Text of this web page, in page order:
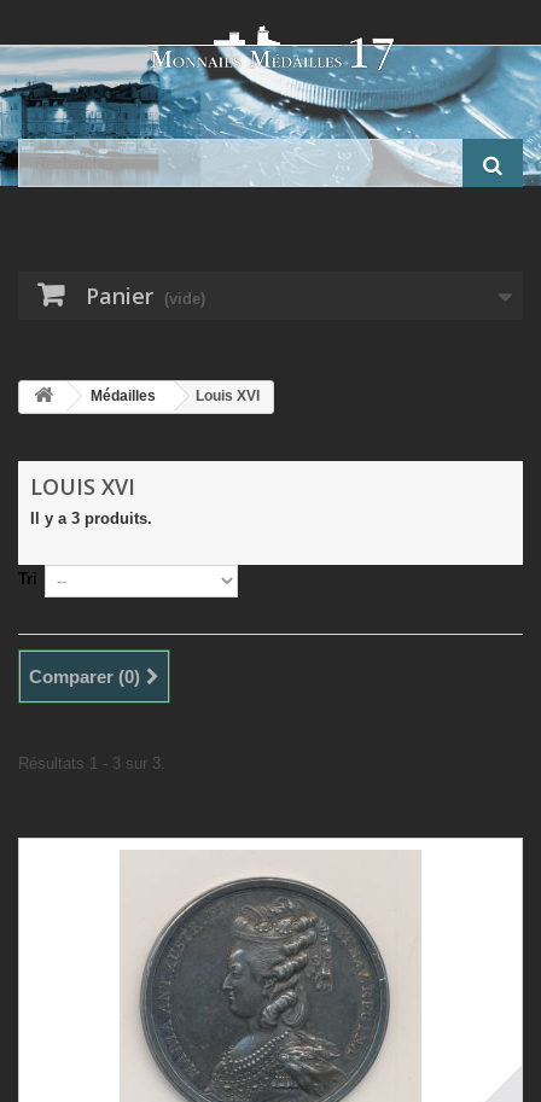
Panier (vide)
Médailles Louis XVI
LOUIS XVI
Il y a 3 produits.
Tri
Comparer (0)
Résultats 1 - 3 sur 3.